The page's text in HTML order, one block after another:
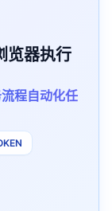
览器执行
程自动化任